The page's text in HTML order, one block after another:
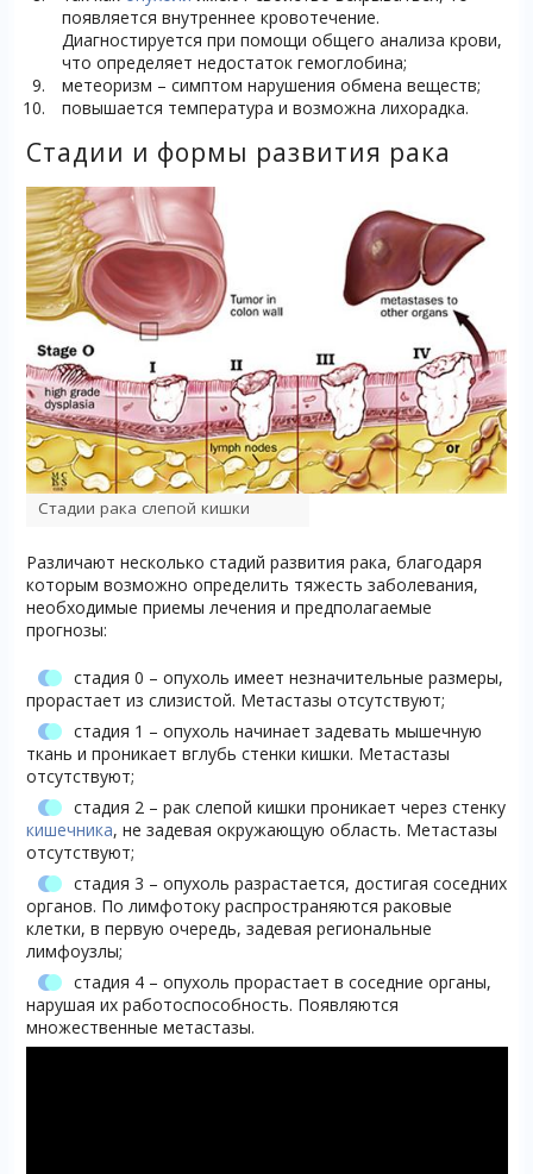
появляется внутреннее кровотечение.
Диагностируется при помощи общего анализа крови,
что определяет недостаток гемоглобина;
метеоризм – симптом нарушения обмена веществ;
повышается температура и возможна лихорадка.
Стадии и формы развития рака
Стадии рака слепой кишки
Различают несколько стадий развития рака, благодаря
которым возможно определить тяжесть заболевания,
необходимые приемы лечения и предполагаемые
прогнозы:
стадия 0 – опухоль имеет незначительные размеры,
прорастает из слизистой. Метастазы отсутствуют;
стадия 1 – опухоль начинает задевать мышечную
ткань и проникает вглубь стенки кишки. Метастазы
отсутствуют;
стадия 2 – рак слепой кишки проникает через стенку
кишечника, не задевая окружающую область. Метастазы
отсутствуют;
стадия 3 – опухоль разрастается, достигая соседних
органов. По лимфотоку распространяются раковые
клетки, в первую очередь, задевая региональные
лимфоузлы;
стадия 4 – опухоль прорастает в соседние органы,
нарушая их работоспособность. Появляются
множественные метастазы.